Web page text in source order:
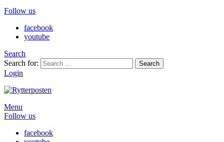
Follow us
facebook
youtube
Search
Search for:
Search
Login
Menu
Follow us
facebook